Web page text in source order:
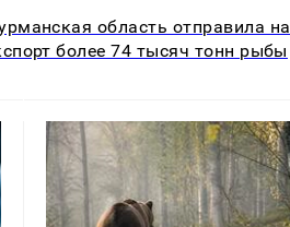
область отправила на
более 74 тысяч тонн рыбы